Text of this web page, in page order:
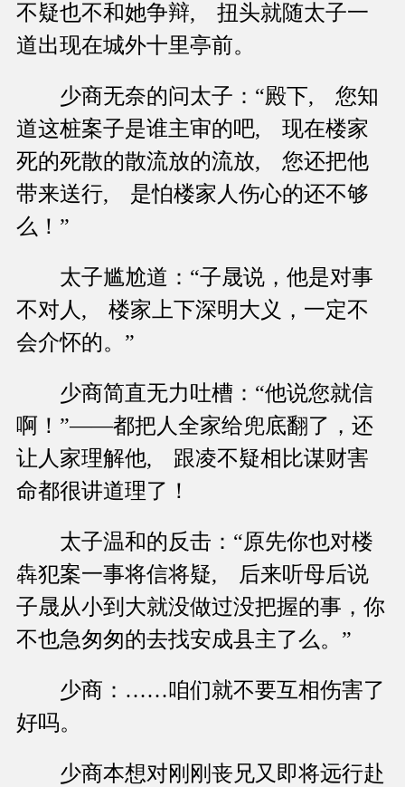
不疑也不和她争辩, 扭头就随太子一
道出现在城外十里亭前。
少商无奈的问太子：“殿下, 您知
道这桩案子是谁主审的吧, 现在楼家
死的死散的散流放的流放, 您还把他
带来送行, 是怕楼家人伤心的还不够
么！”
太子尴尬道：“子晟说，他是对事
不对人, 楼家上下深明大义，一定不
会介怀的。”
少商简直无力吐槽：“他说您就信
啊！”——都把人全家给兜底翻了，还
让人家理解他, 跟凌不疑相比谋财害
命都很讲道理了！
太子温和的反击：“原先你也对楼
犇犯案一事将信将疑, 后来听母后说
子晟从小到大就没做过没把握的事，你
不也急匆匆的去找安成县主了么。”
少商：……咱们就不要互相伤害了
好吗。
少商本想对刚刚丧兄又即将远行赴